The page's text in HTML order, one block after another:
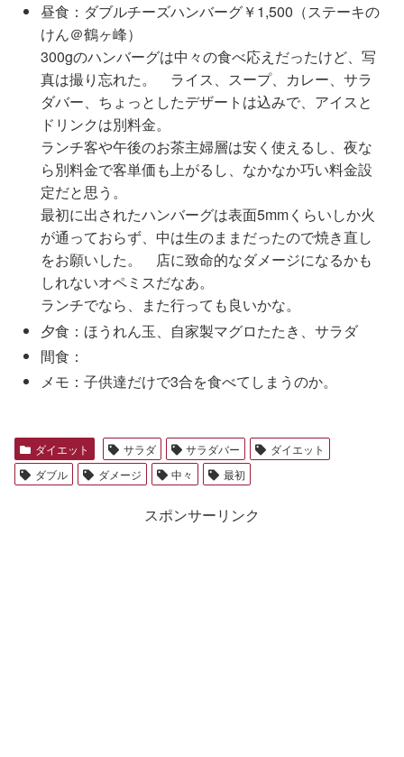
昼食：ダブルチーズハンバーグ￥1,500（ステーキの
けん＠鶴ヶ峰）
300gのハンバーグは中々の食べ応えだったけど、写
真は撮り忘れた。 ライス、スープ、カレー、サラ
ダバー、ちょっとしたデザートは込みで、アイスと
ドリンクは別料金。
ランチ客や午後のお茶主婦層は安く使えるし、夜な
ら別料金で客単価も上がるし、なかなか巧い料金設
定だと思う。
最初に出されたハンバーグは表面5mmくらいしか火
が通っておらず、中は生のままだったので焼き直し
をお願いした。 店に致命的なダメージになるかも
しれないオペミスだなあ。
ランチでなら、また行っても良いかな。
夕食：ほうれん玉、自家製マグロたたき、サラダ
間食：
メモ：子供達だけで3合を食べてしまうのか。
ダイエット サラダ サラダバー
ダイエット
ダブル
ダメージ 中々 最初
スポンサーリンク